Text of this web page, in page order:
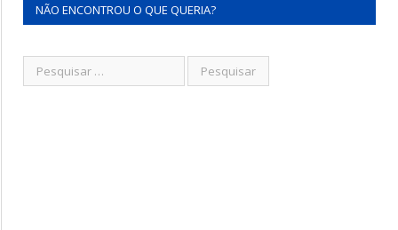
NÃO ENCONTROU O QUE QUERIA?